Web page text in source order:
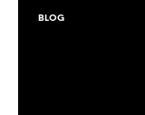
BLOG